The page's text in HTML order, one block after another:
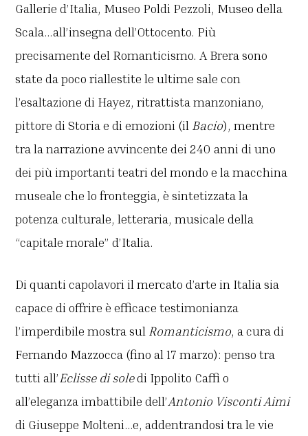
Gallerie d’Italia, Museo Poldi Pezzoli, Museo della
Scala…all’insegna dell’Ottocento. Più
precisamente del Romanticismo. A Brera sono
state da poco riallestite le ultime sale con
l’esaltazione di Hayez, ritrattista manzoniano,
pittore di Storia e di emozioni (il Bacio), mentre
tra la narrazione avvincente dei 240 anni di uno
dei più importanti teatri del mondo e la macchina
museale che lo fronteggia, è sintetizzata la
potenza culturale, letteraria, musicale della
“capitale morale” d’Italia.
Di quanti capolavori il mercato d’arte in Italia sia
capace di offrire è efficace testimonianza
l’imperdibile mostra sul Romanticismo, a cura di
Fernando Mazzocca (fino al 17 marzo): penso tra
tutti all’Eclisse di soledi Ippolito Caffi o
all’eleganza imbattibile dell’Antonio Visconti Aimi
di Giuseppe Molteni…e, addentrandosi tra le vie